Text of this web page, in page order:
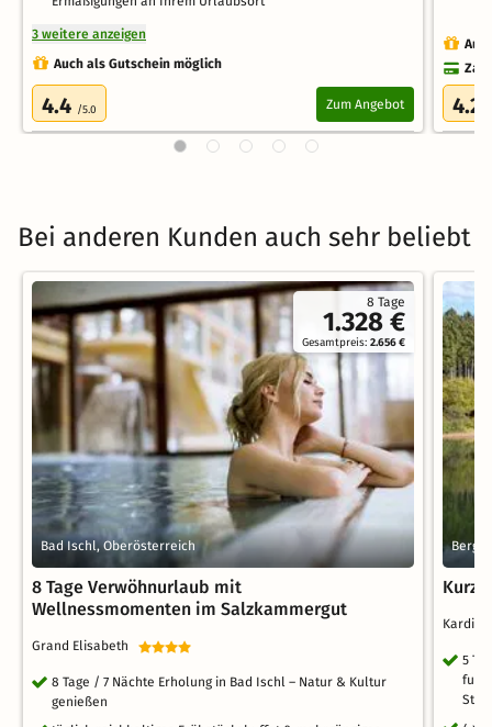
3 weitere anzeigen
Auch als Gutschein möglich
4.4 /5.0 Zum Angebot 4.2
Bei anderen Kunden auch sehr beliebt
8 Tage
1.328 €
Gesamtpreis:2.656 €
Bad Ischl, Oberösterreich
8 Tage Verwöhnurlaub mit
Wellnessmomenten im Salzkammergut
Grand Elisabeth
8 Tage / 7 Nächte Erholung in Bad Ischl – Natur & Kultur
genießen
5